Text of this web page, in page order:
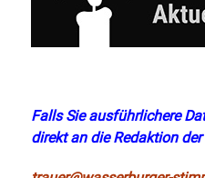
Falls Sie ausführlichere
direkt an die Redaktion